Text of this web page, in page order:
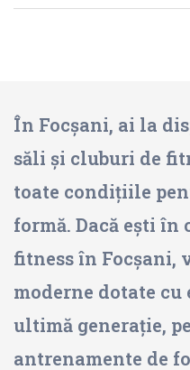
În Focșani, ai la
săli și cluburi de
toate condițiile
formă. Dacă ești în
fitness în Focșani,
moderne dotate cu
ultimă generație,
antrenamente de